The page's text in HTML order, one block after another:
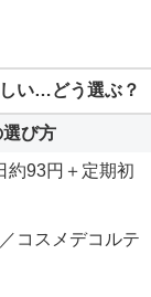
い…どう選ぶ？
び方
約93円＋定期初
コスメデコルテ